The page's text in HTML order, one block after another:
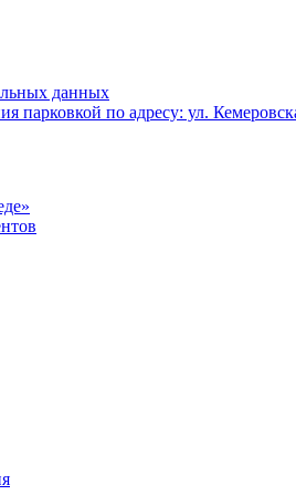
данных
парковкой по адресу: ул.